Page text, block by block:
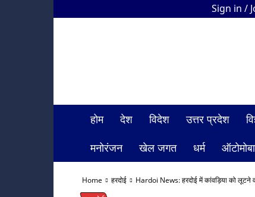
Sign in /
होम देश विदेश उत्तर प्रदेश
मनोरंजन
खेल जगत धर्म
Home हरदोई Hardoi News: हरदोई में कांवड़िया को लूटने